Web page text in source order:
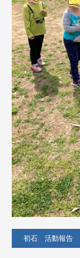
初石 活動報告